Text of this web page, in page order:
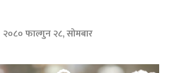
२०८० फाल्गुन २८, सोमबार